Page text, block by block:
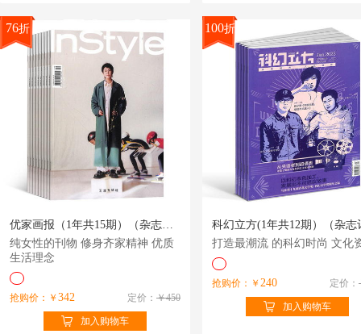
76折
优家画报（1年共15期）（杂志订阅）
纯女性的刊物 修身齐家精神 优质
生活理念
抢购价：￥ 342 定价： ￥450
加入购物车
100折
打造最潮流 的科幻时尚 文化
抢购价：￥ 240 定价：
加入购物车